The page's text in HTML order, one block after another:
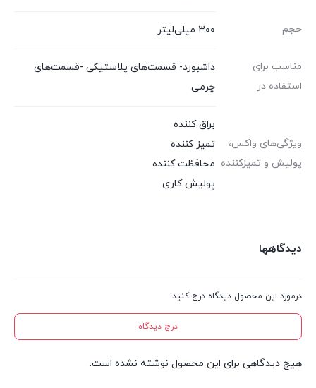
حجم ۳۰۰ میلی‌لیتر
مناسب برای
استفاده در
داشبورد- قسمت‌های پلاستیکی -قسمت‌‌های
چرمی
ویژگی‌های واکس،
پولیش و تمیزکننده
براق کننده
تمیز کننده
محافظت کننده
پولیش کاری
دیدگاهها
درمورد این محصول دیدگاه درج کنید.
درج دیدگاه
هیچ دیدگاهی برای این محصول نوشته نشده است.